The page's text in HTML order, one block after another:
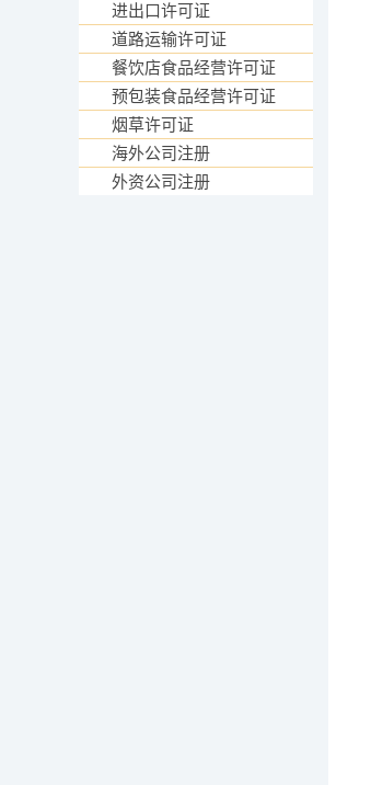
进出口许可证
道路运输许可证
餐饮店食品经营许可证
预包装食品经营许可证
烟草许可证
海外公司注册
外资公司注册